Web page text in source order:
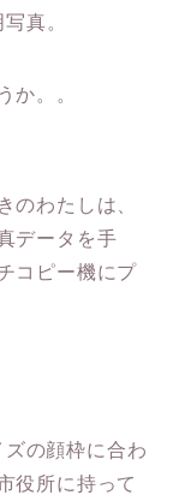
真。
か。。
のわたしは、
データを手
コピー機にプ
の顔枠に合わ
役所に持って